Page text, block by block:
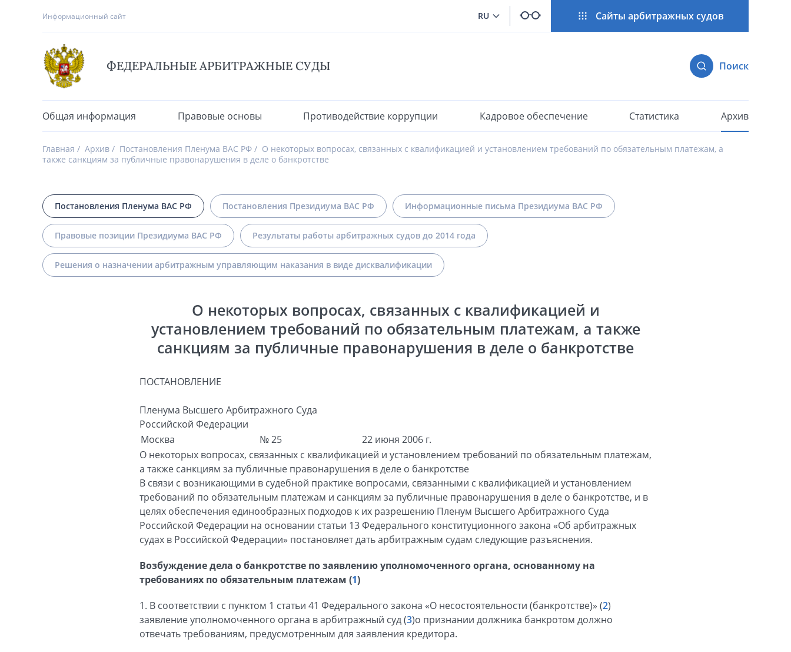
Информационный сайт RU Сайты арбитражных судов
ФЕДЕРАЛЬНЫЕ АРБИТРАЖНЫЕ СУДЫ Поиск
Общая информация Правовые основы Противодействие коррупции Кадровое обеспечение Статистика Архив
Главная Архив Постановления Пленума ВАС РФ
О некоторых вопросах, связанных с квалификацией и установлением требований по обязательным платежам, а
также санкциям за публичные правонарушения в деле о банкротстве
Постановления Пленума ВАС РФ Постановления Президиума ВАС РФ Информационные письма Президиума ВАС РФ
Правовые позиции Президиума ВАС РФ Результаты работы арбитражных судов до 2014 года
Решения о назначении арбитражным управляющим наказания в виде дисквалификации
О некоторых вопросах, связанных с квалификацией и
установлением требований по обязательным платежам, а также
санкциям за публичные правонарушения в деле о банкротстве
ПОСТАНОВЛЕНИЕ
Пленума Высшего Арбитражного Суда
Российской Федерации
Москва
№ 25
22 июня 2006 г.
О некоторых вопросах, связанных с квалификацией и установлением требований по обязательным платежам,
а также санкциям за публичные правонарушения в деле о банкротстве
В связи с возникающими в судебной практике вопросами, связанными с квалификацией и установлением
требований по обязательным платежам и санкциям за публичные правонарушения в деле о банкротстве, и в
целях обеспечения единообразных подходов к их разрешению Пленум Высшего Арбитражного Суда
Российской Федерации на основании статьи 13 Федерального конституционного закона «Об арбитражных
судах в Российской Федерации» постановляет дать арбитражным судам следующие разъяснения.
Возбуждение дела о банкротстве по заявлению уполномоченного органа, основанному на
требованиях по обязательным платежам (1)
1. В соответствии с пунктом 1 статьи 41 Федерального закона «О несостоятельности (банкротстве)» (2)
заявление уполномоченного органа в арбитражный суд (3)о признании должника банкротом должно
отвечать требованиям, предусмотренным для заявления кредитора.